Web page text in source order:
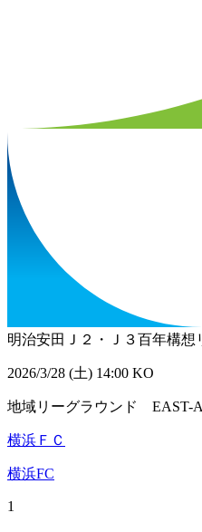
明治安田Ｊ２・Ｊ３百年構想
2026/3/28 (土) 14:00 KO
地域リーグラウンド EAST-
横浜ＦＣ
横浜FC
1